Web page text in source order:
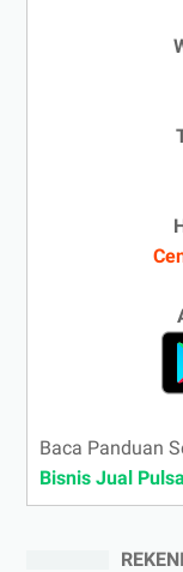
Baca Panduan
Bisnis Jual